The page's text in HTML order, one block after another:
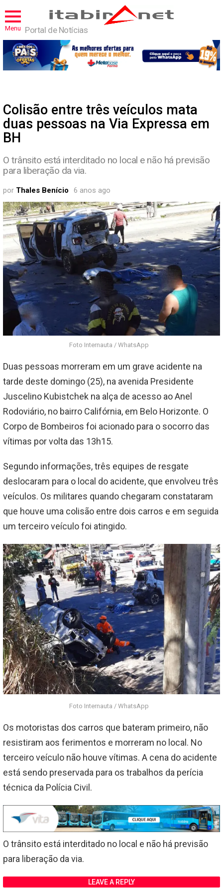
Menu Portal de Notícias
Colisão entre três veículos mata
duas pessoas na Via Expressa em
BH
O trânsito está interditado no local e não há previsão
para liberação da via.
por Thales Benício 6 anos ago
Foto Internauta / WhatsApp
Duas pessoas morreram em um grave acidente na
tarde deste domingo (25), na avenida Presidente
Juscelino Kubistchek na alça de acesso ao Anel
Rodoviário, no bairro Califórnia, em Belo Horizonte. O
Corpo de Bombeiros foi acionado para o socorro das
vítimas por volta das 13h15.
Segundo informações, três equipes de resgate
deslocaram para o local do acidente, que envolveu três
veículos. Os militares quando chegaram constataram
que houve uma colisão entre dois carros e em seguida
um terceiro veículo foi atingido.
Foto Internauta / WhatsApp
Os motoristas dos carros que bateram primeiro, não
resistiram aos ferimentos e morreram no local. No
terceiro veículo não houve vítimas. A cena do acidente
está sendo preservada para os trabalhos da perícia
técnica da Polícia Civil.
O trânsito está interditado no local e não há previsão
para liberação da via.
LEAVE A REPLY